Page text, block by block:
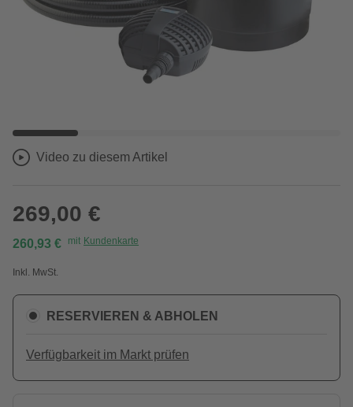
Video zu diesem Artikel
269,00 €
260,93 € mit Kundenkarte
Inkl. MwSt.
RESERVIEREN & ABHOLEN
Verfügbarkeit im Markt prüfen